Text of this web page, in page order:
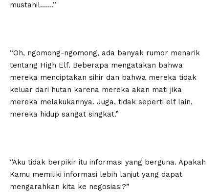
mustahil…….”
“Oh, ngomong-ngomong, ada banyak rumor menarik
tentang High Elf. Beberapa mengatakan bahwa
mereka menciptakan sihir dan bahwa mereka tidak
keluar dari hutan karena mereka akan mati jika
mereka melakukannya. Juga, tidak seperti elf lain,
mereka hidup sangat singkat.”
“Aku tidak berpikir itu informasi yang berguna. Apakah
Kamu memiliki informasi lebih lanjut yang dapat
mengarahkan kita ke negosiasi?”